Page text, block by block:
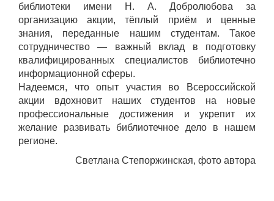
библиотеки имени Н. А. Добролюбова за
организацию акции, тёплый приём и ценные
знания, переданные нашим студентам. Такое
сотрудничество — важный вклад в подготовку
квалифицированных специалистов библиотечно
информационной сферы.
Надеемся, что опыт участия во Всероссийской
акции вдохновит наших студентов на новые
профессиональные достижения и укрепит их
желание развивать библиотечное дело в нашем
регионе.
Светлана Степоржинская, фото автора